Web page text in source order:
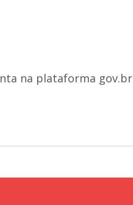
na plataforma